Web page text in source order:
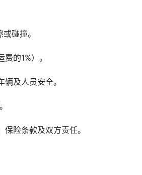
碰撞。
的1%）。
及人员安全。
险条款及双方责任。